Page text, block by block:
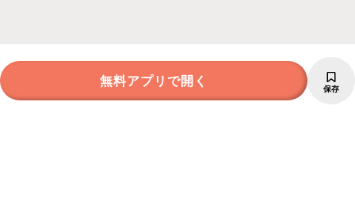
無料アプリで開く 保存